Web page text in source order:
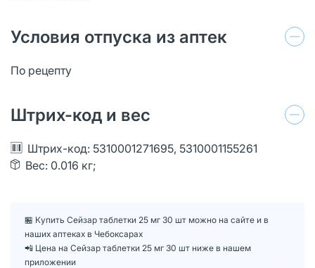
Условия отпуска из аптек
По рецепту
Штрих-код и вес
Штрих-код: 5310001271695, 5310001155261
Вес: 0.016 кг;
🏪 Купить Сейзар таблетки 25 мг 30 шт можно на сайте и в
наших аптеках в Чебоксарах
📲 Цена на Сейзар таблетки 25 мг 30 шт ниже в нашем
приложении